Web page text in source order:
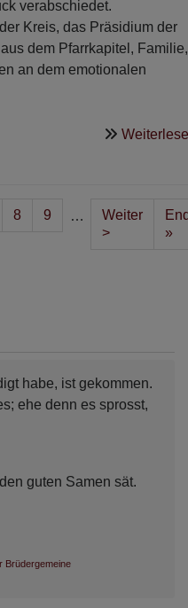
verabschiedet.
Kreis, das Präsidium der
dem Pfarrkapitel, Familie,
an dem emotionalen
Seite
8 Seite
9 …
Nächste
Seite
Weiter
>
»
habe, ist gekommen.
ehe denn es sprosst,
guten Samen sät.
Brüdergemeine